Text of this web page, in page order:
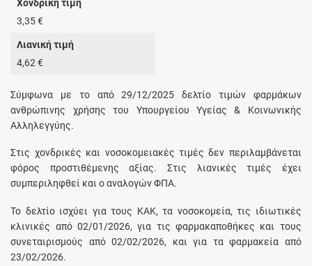
Χονδρική τιμή
3,35 €
Λιανική τιμή
4,62 €
Σύμφωνα με το από 29/12/2025 δελτίο τιμών φαρμάκων
ανθρώπινης χρήσης του Υπουργείου Υγείας & Κοινωνικής
Αλληλεγγύης.
Στις χονδρικές και νοσοκομειακές τιμές δεν περιλαμβάνεται
φόρος προστιθέμενης αξίας. Στις λιανικές τιμές έχει
συμπεριληφθεί και ο αναλογών ΦΠΑ.
Το δελτίο ισχύει για τους ΚΑΚ, τα νοσοκομεία, τις ιδιωτικές
κλινικές από 02/01/2026, για τις φαρμακαποθήκες και τους
συνεταιρισμούς από 02/02/2026, και για τα φαρμακεία από
23/02/2026.